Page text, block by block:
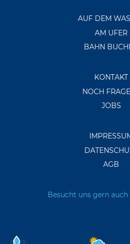
AUF DEM
AM UFER
BAHN
KONTAKT
NOCH
JOBS
AGB
Besucht uns gern